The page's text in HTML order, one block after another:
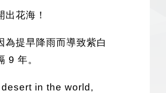
出花海！
提早降雨而導致紫白
9 年。
in the world,